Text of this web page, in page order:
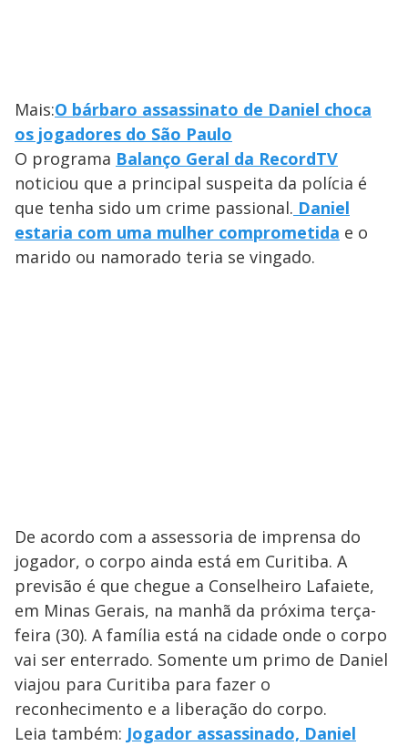
Mais:O bárbaro assassinato de Daniel choca
os jogadores do São Paulo
O programa Balanço Geral da RecordTV
noticiou que a principal suspeita da polícia é
que tenha sido um crime passional. Daniel
estaria com uma mulher comprometida e o
marido ou namorado teria se vingado.
De acordo com a assessoria de imprensa do
jogador, o corpo ainda está em Curitiba. A
previsão é que chegue a Conselheiro Lafaiete,
em Minas Gerais, na manhã da próxima terça-
feira (30). A família está na cidade onde o corpo
vai ser enterrado. Somente um primo de Daniel
viajou para Curitiba para fazer o
reconhecimento e a liberação do corpo.
Leia também: Jogador assassinado, Daniel